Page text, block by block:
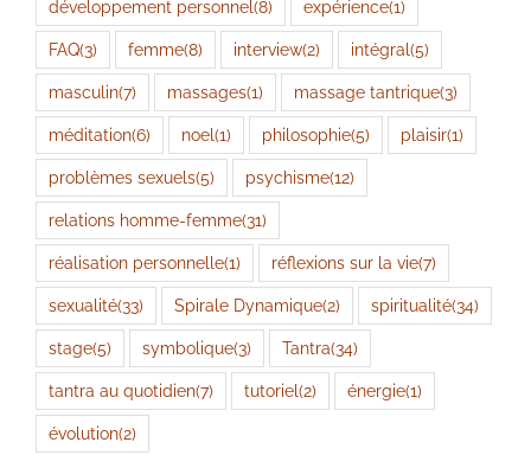
développement personnel(8) expérience(1)
FAQ(3) femme(8) interview(2) intégral(5)
masculin(7) massages(1) massage tantrique(3)
méditation(6) noel(1) philosophie(5) plaisir(1)
problèmes sexuels(5) psychisme(12)
relations homme-femme(31)
réalisation personnelle(1) réflexions sur la vie(7)
sexualité(33) Spirale Dynamique(2) spiritualité(34)
stage(5) symbolique(3) Tantra(34)
tantra au quotidien(7) tutoriel(2) énergie(1)
évolution(2)